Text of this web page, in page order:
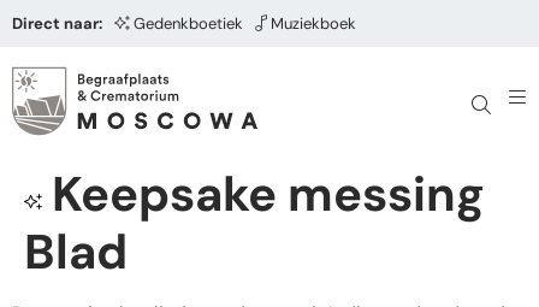
Direct naar: Gedenkboetiek Muziekboek
Keepsake messing
Blad